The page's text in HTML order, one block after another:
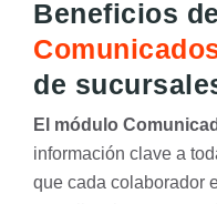
Beneficios
de
El módulo
información clave a
que cada colaborador